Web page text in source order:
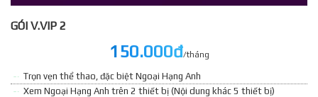
GÓI V.VIP 2
150.000đ/tháng
Trọn vẹn thể thao, đặc biệt Ngoại Hạng Anh
Xem Ngoại Hạng Anh trên 2 thiết bị (Nội dung khác 5 thiết bị)